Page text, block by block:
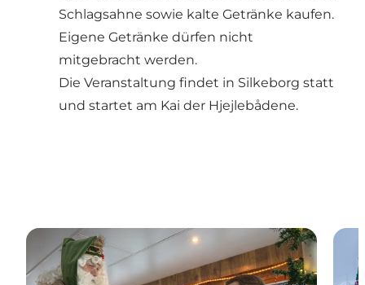
Schlagsahne sowie kalte Getränke kaufen.
Eigene Getränke dürfen nicht
mitgebracht werden.
Die Veranstaltung findet in Silkeborg statt
und startet am Kai der Hjejlebådene.